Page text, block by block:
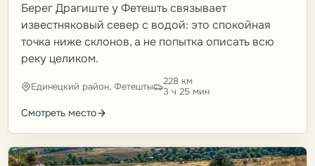
Берег Драгиште у Фетешть связывает
известняковый север с водой: это спокойная
точка ниже склонов, а не попытка описать всю
реку целиком.
Единецкий район, Фетешты
228 км
3 ч 25 мин
Смотреть место